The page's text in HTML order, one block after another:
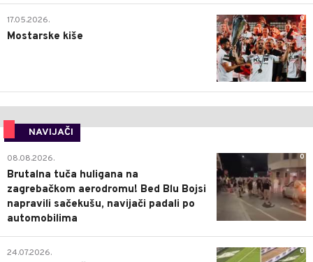
0
17.05.2026.
Mostarske kiše
NAVIJAČI
0
08.08.2026.
Brutalna tuča huligana na
zagrebačkom aerodromu! Bed Blu Bojsi
napravili sačekušu, navijači padali po
automobilima
0
24.07.2026.